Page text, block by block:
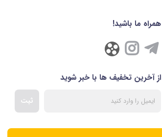
همراه ما باشید!
از آخرین تخفیف ها با خبر شوید
ثبت